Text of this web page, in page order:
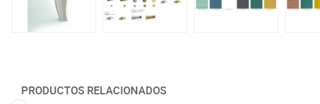
PRODUCTOS RELACIONADOS